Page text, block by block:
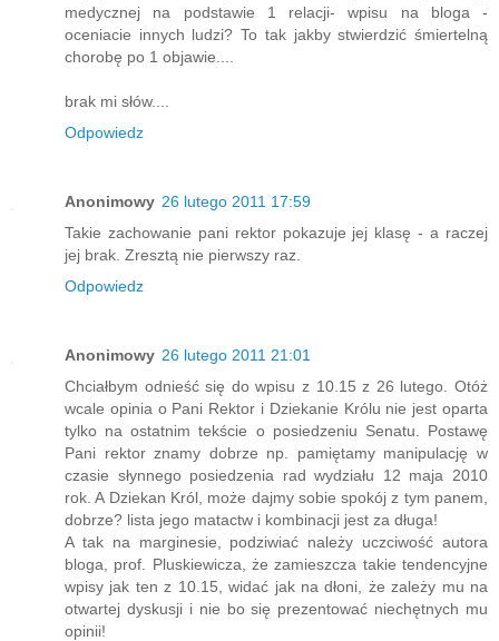
medycznej na podstawie 1 relacji- wpisu na bloga -
oceniacie innych ludzi? To tak jakby stwierdzić śmiertelną
chorobę po 1 objawie....
brak mi słów....
Odpowiedz
Anonimowy 26 lutego 2011 17:59
Takie zachowanie pani rektor pokazuje jej klasę - a raczej
jej brak. Zresztą nie pierwszy raz.
Odpowiedz
Anonimowy 26 lutego 2011 21:01
Chciałbym odnieść się do wpisu z 10.15 z 26 lutego. Otóż
wcale opinia o Pani Rektor i Dziekanie Królu nie jest oparta
tylko na ostatnim tekście o posiedzeniu Senatu. Postawę
Pani rektor znamy dobrze np. pamiętamy manipulację w
czasie słynnego posiedzenia rad wydziału 12 maja 2010
rok. A Dziekan Król, może dajmy sobie spokój z tym panem,
dobrze? lista jego matactw i kombinacji jest za długa!
A tak na marginesie, podziwiać należy uczciwość autora
bloga, prof. Pluskiewicza, że zamieszcza takie tendencyjne
wpisy jak ten z 10.15, widać jak na dłoni, że zależy mu na
otwartej dyskusji i nie bo się prezentować niechętnych mu
opinii!